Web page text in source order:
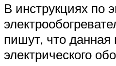
В инструкциях по
пишут, что данная
электрического